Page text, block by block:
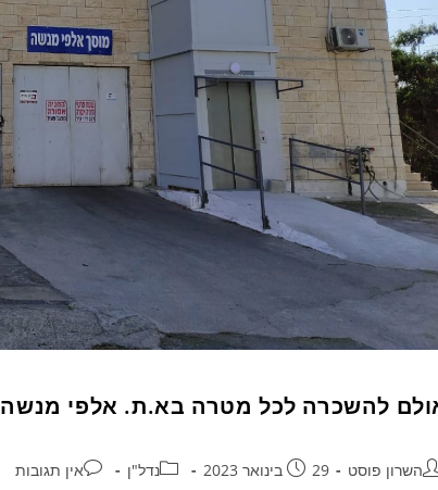
להשכרה לכל מטרה בא.ת. אלפי מנשה
השרון פוסט 29 בינואר 2023 נדל"ן אין תגובות